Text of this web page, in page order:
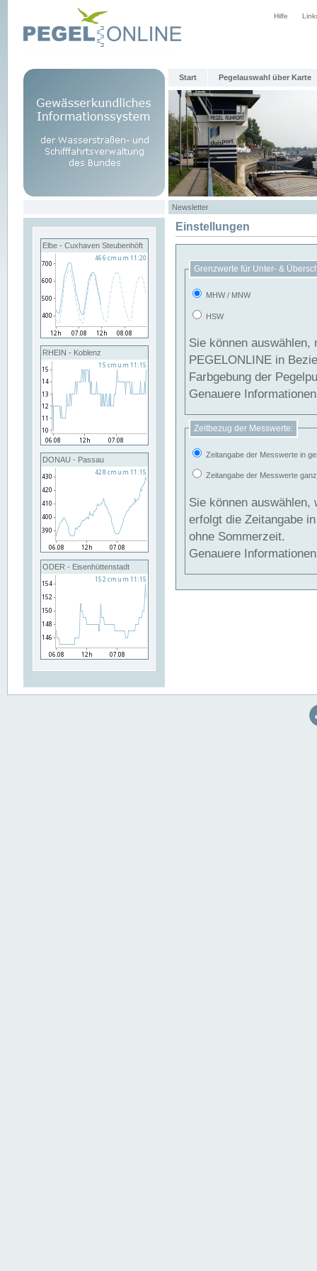
Hilfe
Start Pegelauswahl über Karte
Newsletter
Elbe - Cuxhaven Steubenhöft
RHEIN - Koblenz
DONAU - Passau
ODER - Eisenhüttenstadt
Einstellungen
Grenzwerte für Unter- &
MHW / MNW
HSW
Sie können
PEGELONLINE in Beziehung
Farbgebung der
Genauere
Zeitbezug der Messwerte:
Zeitangabe der Messwerte in
Zeitangabe der Messwerte
Sie können auswählen,
erfolgt die Zeitangabe
ohne Sommerzeit.
Genauere